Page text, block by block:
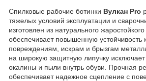
Спилковые рабочие ботинки Вулкан Pro
тяжелых условий эксплуатации и
изготовлен из натурального
обеспечивает повышенную устойчивость
повреждениям, искрам и брызгам
на широкую защитную липучку
окалины и пыли внутрь обуви. Прочная
обеспечивает надежное сцепление с